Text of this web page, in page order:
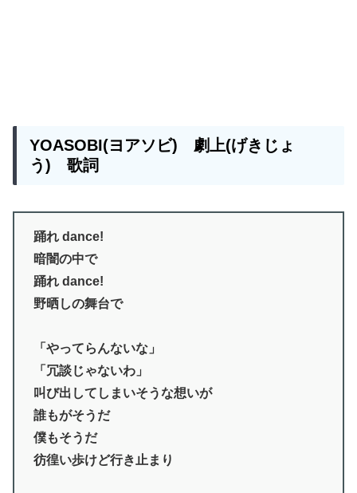
YOASOBI(ヨアソビ) 劇上(げきじょ
う) 歌詞
踊れ dance!
暗闇の中で
踊れ dance!
野晒しの舞台で
「やってらんないな」
「冗談じゃないわ」
叫び出してしまいそうな想いが
誰もがそうだ
僕もそうだ
彷徨い歩けど行き止まり